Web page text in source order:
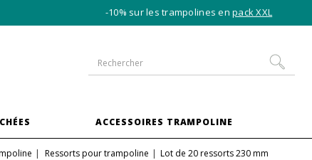
-10% sur les trampolines enpack XXL
ACCESSOIRES TRAMPOLINE
Ressorts pour trampoline Lot de 20 ressorts 230 mm